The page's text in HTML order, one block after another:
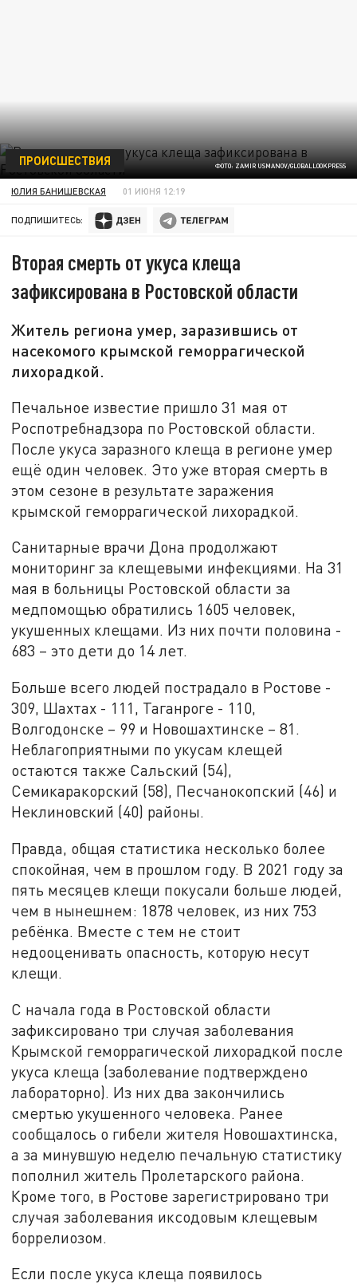
ФОТО: ZAMIR USMANOV/GLOBALLOOKPRESS
ПРОИСШЕСТВИЯ
ЮЛИЯ БАНИШЕВСКАЯ 01 ИЮНЯ 12:19
ПОДПИШИТЕСЬ:
Вторая смерть от укуса клеща
зафиксирована в Ростовской области
Житель региона умер, заразившись от
насекомого крымской геморрагической
лихорадкой.
Печальное известие пришло 31 мая от
Роспотребнадзора по Ростовской области.
После укуса заразного клеща в регионе умер
ещё один человек. Это уже вторая смерть в
этом сезоне в результате заражения
крымской геморрагической лихорадкой.
Санитарные врачи Дона продолжают
мониторинг за клещевыми инфекциями. На 31
мая в больницы Ростовской области за
медпомощью обратились 1605 человек,
укушенных клещами. Из них почти половина -
683 – это дети до 14 лет.
Больше всего людей пострадало в Ростове -
309, Шахтах - 111, Таганроге - 110,
Волгодонске – 99 и Новошахтинске – 81.
Неблагоприятными по укусам клещей
остаются также Сальский (54),
Семикаракорский (58), Песчанокопский (46) и
Неклиновский (40) районы.
Правда, общая статистика несколько более
спокойная, чем в прошлом году. В 2021 году за
пять месяцев клещи покусали больше людей,
чем в нынешнем: 1878 человек, из них 753
ребёнка. Вместе с тем не стоит
недооценивать опасность, которую несут
клещи.
С начала года в Ростовской области
зафиксировано три случая заболевания
Крымской геморрагической лихорадкой после
укуса клеща (заболевание подтверждено
лабораторно). Из них два закончились
смертью укушенного человека. Ранее
сообщалось о гибели жителя Новошахтинска,
а за минувшую неделю печальную статистику
пополнил житель Пролетарского района.
Кроме того, в Ростове зарегистрировано три
случая заболевания иксодовым клещевым
боррелиозом.
Если после укуса клеща появилось